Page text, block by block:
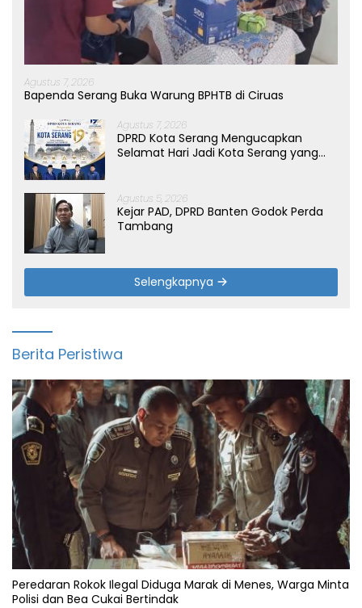
Agustus 7, 2026
Bapenda Serang Buka Warung BPHTB di Ciruas
Agustus 7, 2026
DPRD Kota Serang Mengucapkan
Selamat Hari Jadi Kota Serang yang
Agustus 5, 2026
Kejar PAD, DPRD Banten Godok Perda
Tambang
Selengkapnya
Berita Peristiwa
Peredaran Rokok Ilegal Diduga Marak di Menes, Warga Minta
Polisi dan Bea Cukai Bertindak